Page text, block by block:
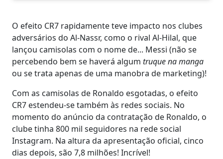
O efeito CR7 rapidamente teve impacto nos clubes
adversários do Al-Nassr, como o rival Al-Hilal, que
lançou camisolas com o nome de... Messi (não se
percebendo bem se haverá algum truque na manga
ou se trata apenas de uma manobra de marketing)!
Com as camisolas de Ronaldo esgotadas, o efeito
CR7 estendeu-se também às redes sociais. No
momento do anúncio da contratação de Ronaldo, o
clube tinha 800 mil seguidores na rede social
Instagram. Na altura da apresentação oficial, cinco
dias depois, são 7,8 milhões! Incrível!